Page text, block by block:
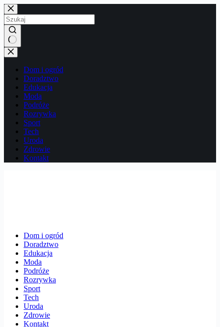
Przejdź
do
treści
Brak
wyników
Dom i ogród
Doradztwo
Edukacja
Moda
Podróże
Rozrywka
Sport
Tech
Uroda
Zdrowie
Kontakt
Dom i ogród
Doradztwo
Edukacja
Moda
Podróże
Rozrywka
Sport
Tech
Uroda
Zdrowie
Kontakt